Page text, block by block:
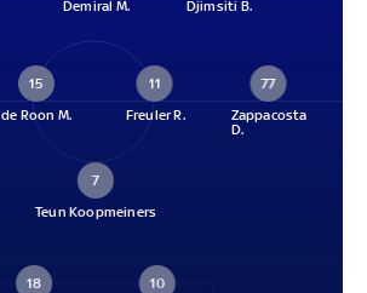
Demiral M.
Djimsiti B.
15
de Roon M.
11
Freuler R.
77
Zappacosta
D.
7
Teun Koopmeiners
18
10